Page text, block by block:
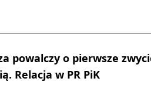
powalczy o pierwsze
Relacja w PR PiK